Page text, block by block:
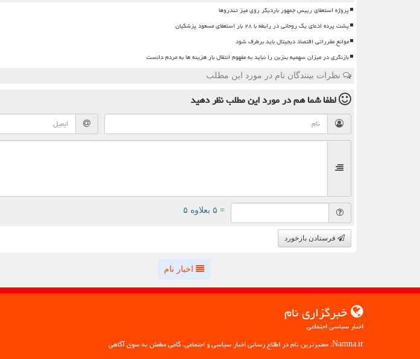
پروژه استعفای رییس جمهور باردیگر روی میز تندروها
پشت پرده ادعای یک روحانی در رابطه با ۲۸ بار استعفای مسعود پزشکیان
موانع مقرراتی اقتصاد دیجیتال باید برطرف شود
بازنگری در میزان سهمیه بنزین را نباید به مفهوم انتقال بار هزینه ها به مردم دانست
نظرات بینندگان نام در مورد این مطلب
لطفا شما همدر مورد این مطلبنظر دهید
= ۵ بعلاوه ۵
فرستادن بازخورد
اخبار نام
خبرگزاری نام
اخبار سیاسی اجتماعی
Namna.ir: معتبرترین نام در اطلاع رسانی اخبار سیاسی و اجتماعی، گامی مطمئن به سوی آگاهی